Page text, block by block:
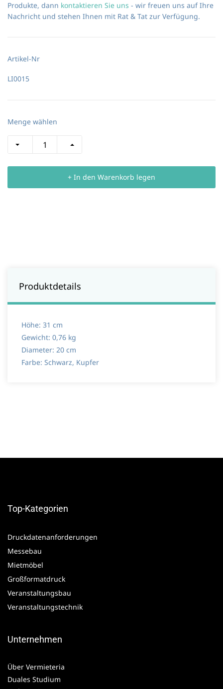
Produkte, dann kontaktieren Sie uns - wir freuen uns auf Ihre
Nachricht und stehen Ihnen mit Rat & Tat zur Verfügung.
Artikel-Nr
LI0015
Menge wählen
+ In den Warenkorb legen
Produktdetails
Höhe: 31 cm
Gewicht: 0,76 kg
Diameter: 20 cm
Farbe: Schwarz, Kupfer
Top-Kategorien
Druckdatenanforderungen
Messebau
Mietmöbel
Großformatdruck
Veranstaltungsbau
Veranstaltungstechnik
Unternehmen
Über Vermieteria
Duales Studium